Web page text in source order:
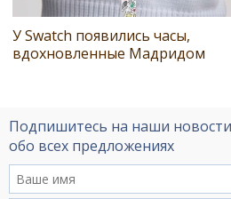
У Swatch появились часы,
вдохновленные Мадридом
Подпишитесь на наши
обо всех предложениях